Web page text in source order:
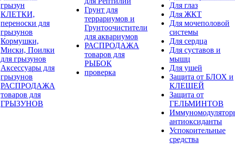
грызун
КЛЕТКИ,
переноски для
грызунов
Кормушки,
Миски, Поилки
для грызунов
Аксессуары для
грызунов
РАСПРОДАЖА
товаров для
ГРЫЗУНОВ
Грунт для
террариумов и
Грунтоочистители
для аквариумов
РАСПРОДАЖА
товаров для
РЫБОК
проверка
Для глаз
Для ЖКТ
Для мочеполовой
системы
Для сердца
Для суставов и
мышц
Для ушей
Защита от БЛОХ и
КЛЕЩЕЙ
Защита от
ГЕЛЬМИНТОВ
антиоксиданты
Успокоительные
средства